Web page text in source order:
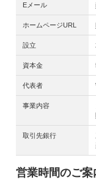
Eメール
ホームページURL
設立
資本金
代表者
事業内容
取引先銀行
営業時間のご案